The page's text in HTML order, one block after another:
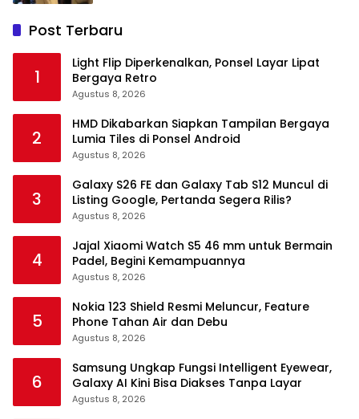
Post Terbaru
1
Light Flip Diperkenalkan, Ponsel Layar Lipat
Bergaya Retro
Agustus 8, 2026
2
HMD Dikabarkan Siapkan Tampilan Bergaya
Lumia Tiles di Ponsel Android
Agustus 8, 2026
3
Galaxy S26 FE dan Galaxy Tab S12 Muncul di
Listing Google, Pertanda Segera Rilis?
Agustus 8, 2026
4
Jajal Xiaomi Watch S5 46 mm untuk Bermain
Padel, Begini Kemampuannya
Agustus 8, 2026
5
Nokia 123 Shield Resmi Meluncur, Feature
Phone Tahan Air dan Debu
Agustus 8, 2026
6
Samsung Ungkap Fungsi Intelligent Eyewear,
Galaxy AI Kini Bisa Diakses Tanpa Layar
Agustus 8, 2026